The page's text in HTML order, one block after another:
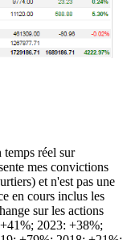
temps réel sur
mes convictions
et n'est pas une
en cours inclus les
sur les actions
2023: +38%;